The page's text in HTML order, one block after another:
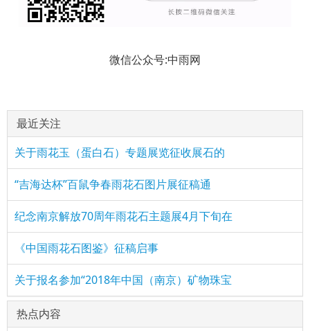
微信公众号:中雨网
最近关注
关于雨花玉（蛋白石）专题展览征收展石的
“吉海达杯”百鼠争春雨花石图片展征稿通
纪念南京解放70周年雨花石主题展4月下旬在
《中国雨花石图鉴》征稿启事
关于报名参加“2018年中国（南京）矿物珠宝
热点内容